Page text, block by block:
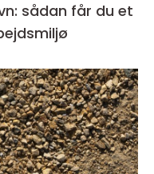
sådan får du et